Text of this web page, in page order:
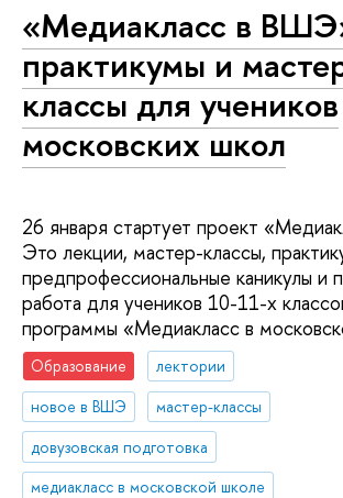
«Медиакласс в
практикумы и
классы для учеников
московских школ
26 января стартует проект
Это лекции, мастер-классы,
предпрофессиональные каникулы и
работа для учеников 10-11-х
программы «Медиакласс в
Образование
лектории
новое в ВШЭ
мастер-классы
довузовская подготовка
медиакласс в московской школе